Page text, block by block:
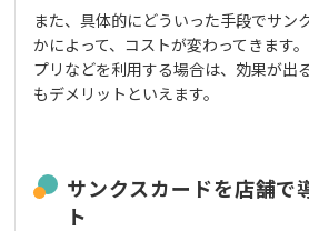
また、具体的にどういった手段でサン
かによって、コストが変わってきます
プリなどを利用する場合は、効果が出
もデメリットといえます。
サンクスカードを店舗で
ト